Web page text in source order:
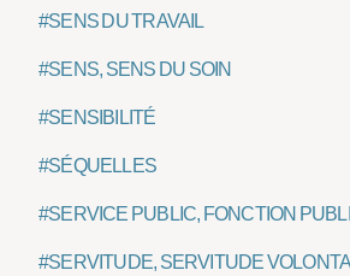
#SENS DU TRAVAIL
#SENS, SENS DU SOIN
#SENSIBILITÉ
#SÉQUELLES
#SERVICE PUBLIC, FONCTION
#SERVITUDE, SERVITUDE